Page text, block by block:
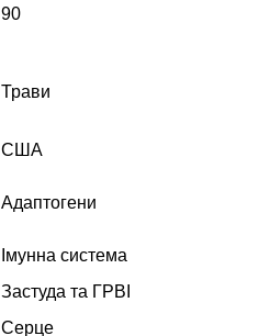
90
Трави
США
Адаптогени
Імунна система
Застуда та ГРВІ
Серце